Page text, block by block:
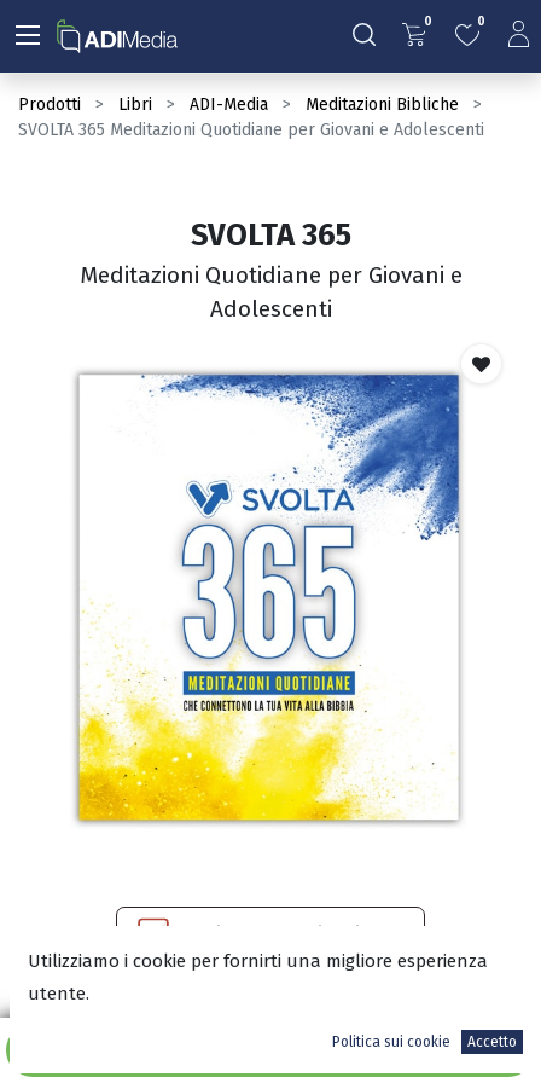
0 0
Prodotti Libri ADI-Media
Meditazioni Bibliche
SVOLTA 365 Meditazioni Quotidiane per Giovani e Adolescenti
Aggiungi al carrello
SVOLTA 365
Meditazioni Quotidiane per Giovani e
Adolescenti
Utilizziamo i cookie per fornirti una migliore esperienza
utente.
Politica sui cookie Accetto